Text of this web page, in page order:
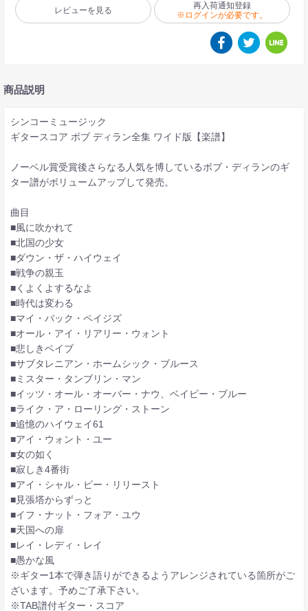
レビューを見る
再入荷通知登録
※ログインが必要です。
商品説明
シンコーミュージック
ギタースコア ボブ ディラン全集 ワイド版【楽譜】
ノーベル賞受賞後さらなる人気を博しているボブ・ディランのギ
ター譜がボリュームアップして発売。
曲目
■風に吹かれて
■北国の少女
■ダウン・ザ・ハイウェイ
■戦争の親玉
■くよくよするなよ
■時代は変わる
■マイ・バック・ペイジズ
■オール・アイ・リアリー・ウォント
■悲しきベイブ
■サブタレニアン・ホームシック・ブルース
■ミスター・タンブリン・マン
■イッツ・オール・オーバー・ナウ、ベイビー・ブルー
■ライク・ア・ローリング・ストーン
■追憶のハイウェイ61
■アイ・ウォント・ユー
■女の如く
■寂しき4番街
■アイ・シャル・ビー・リリースト
■見張塔からずっと
■イフ・ナット・フォア・ユウ
■天国への扉
■レイ・レディ・レイ
■愚かな風
※ギター1本で弾き語りができるようアレンジされている箇所がご
ざいます。予めご了承下さい。
※TAB譜付ギター・スコア